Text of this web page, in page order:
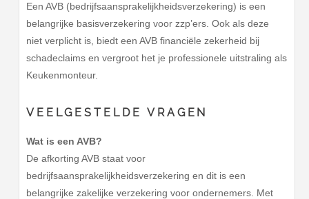
Een AVB (bedrijfsaansprakelijkheidsverzekering) is een
belangrijke basisverzekering voor zzp’ers. Ook als deze
niet verplicht is, biedt een AVB financiële zekerheid bij
schadeclaims en vergroot het je professionele uitstraling als
Keukenmonteur.
VEELGESTELDE VRAGEN
Wat is een AVB?
De afkorting AVB staat voor
bedrijfsaansprakelijkheidsverzekering en dit is een
belangrijke zakelijke verzekering voor ondernemers. Met